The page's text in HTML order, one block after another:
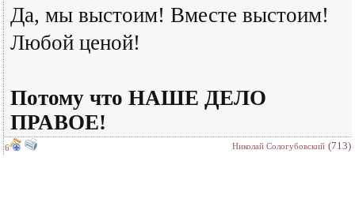
Да, мы выстоим! Вместе выстоим!
Любой ценой!
Потому что НАШЕ ДЕЛО
ПРАВОЕ!
6 Николай Сологубовский (713)